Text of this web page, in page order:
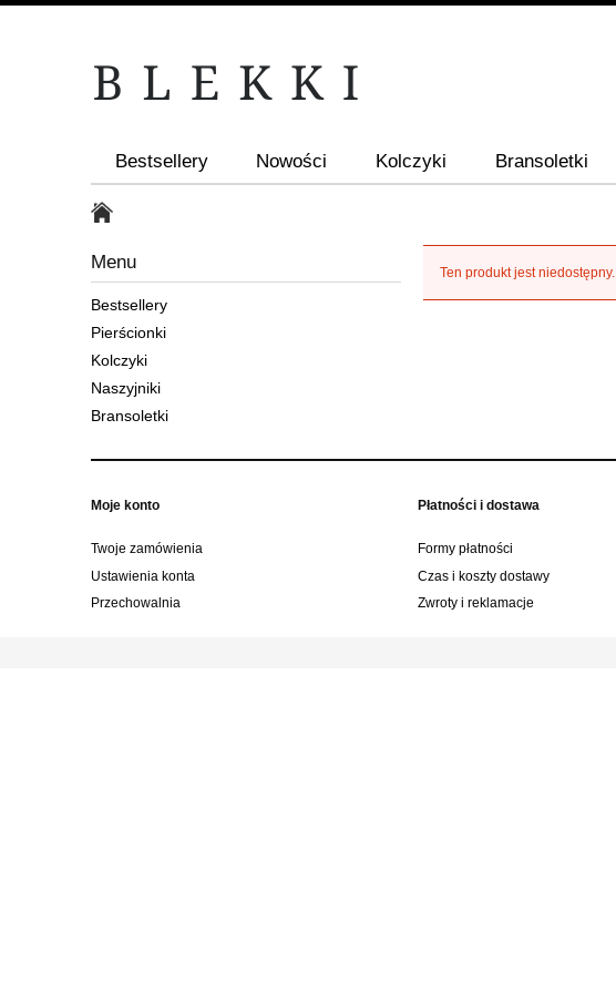
Bestsellery Nowości Kolczyki Bransoletki
Menu
Bestsellery
Pierścionki
Kolczyki
Naszyjniki
Bransoletki
Ten produkt jest niedostępny.
Moje konto
Twoje zamówienia
Ustawienia konta
Przechowalnia
Płatności i dostawa
Formy płatności
Czas i koszty dostawy
Zwroty i reklamacje